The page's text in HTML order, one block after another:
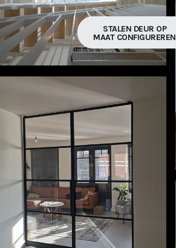
STALEN DEUR OP
MAAT CONFIGUREREN